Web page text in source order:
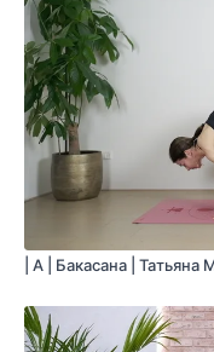
| A | Бакасана | Татьяна